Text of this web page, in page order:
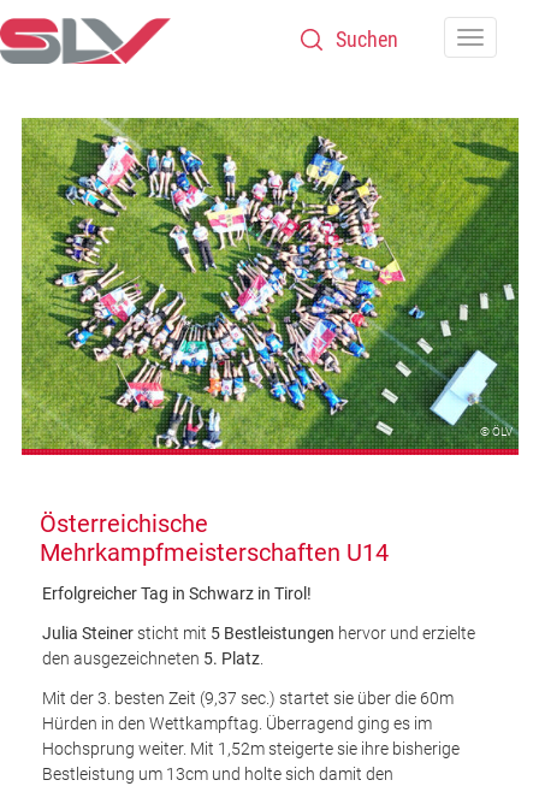
Zum Inhalt
© ÖLV
Österreichische
Mehrkampfmeisterschaften U14
Erfolgreicher Tag in Schwarz in Tirol!
Julia Steinersticht mit 5 Bestleistungen hervor und erzielte
den ausgezeichneten 5. Platz
Mit der 3. besten Zeit (9,37 sec.) startet sie über die 60m
Hürden in den Wettkampftag. Überragend ging es im
Hochsprung weiter. Mit 1,52m steigerte sie ihre bisherige
Bestleistung um 13cm und holte sich damit den